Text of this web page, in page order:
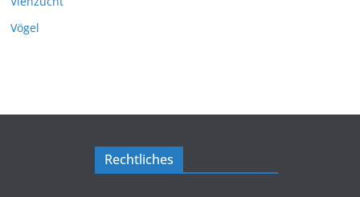
Vögel
Rechtliches